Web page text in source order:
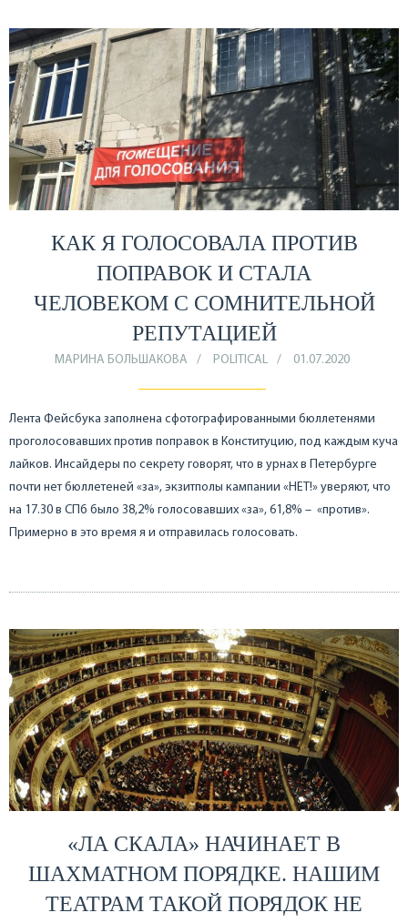
КАК Я ГОЛОСОВАЛА ПРОТИВ
ПОПРАВОК И СТАЛА
ЧЕЛОВЕКОМ С СОМНИТЕЛЬНОЙ
РЕПУТАЦИЕЙ
МАРИНА БОЛЬШАКОВА POLITICAL 01.07.2020
Лента Фейсбука заполнена сфотографированными бюллетенями
проголосовавших против поправок в Конституцию, под каждым куча
лайков. Инсайдеры по секрету говорят, что в урнах в Петербурге
почти нет бюллетеней «за», экзитполы кампании «НЕТ!» уверяют, что
на 17.30 в СПб было 38,2% голосовавших «за», 61,8% – «против».
Примерно в это время я и отправилась голосовать.
«ЛА СКАЛА» НАЧИНАЕТ В
ШАХМАТНОМ ПОРЯДКЕ. НАШИМ
ТЕАТРАМ ТАКОЙ ПОРЯДОК НЕ